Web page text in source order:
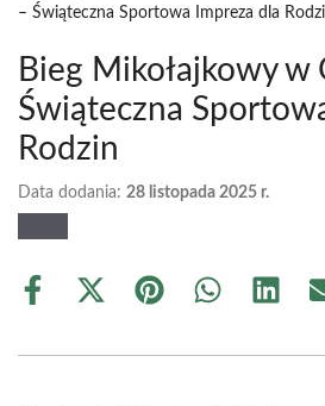
– Świąteczna Sportowa Impreza dla
Bieg Mikołajkowy w
Świąteczna
Rodzin
Data dodania: 28 listopada 2025 r.
Share
Share
(Twitter)
Share Share Share